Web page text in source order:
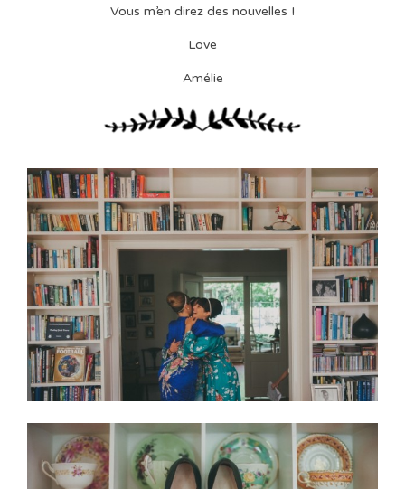
Vous m’en direz des nouvelles !
Love
Amélie